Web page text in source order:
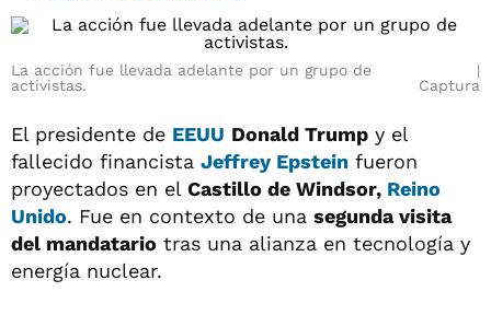
La acción fue llevada adelante por un grupo de
activistas.
Captura
El presidente de EEUU Donald Trump y el
fallecido financista Jeffrey Epstein fueron
proyectados en el Castillo de Windsor, Reino
Unido. Fue en contexto de una segunda visita
del mandatario tras una alianza en tecnología y
energía nuclear.